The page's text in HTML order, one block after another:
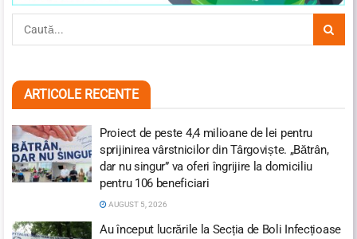
ARTICOLE RECENTE
Proiect de peste 4,4 milioane de lei pentru
sprijinirea vârstnicilor din Târgoviște. „Bătrân,
dar nu singur” va oferi îngrijire la domiciliu
pentru 106 beneficiari
AUGUST 5, 2026
Au început lucrările la Secția de Boli Infecțioase